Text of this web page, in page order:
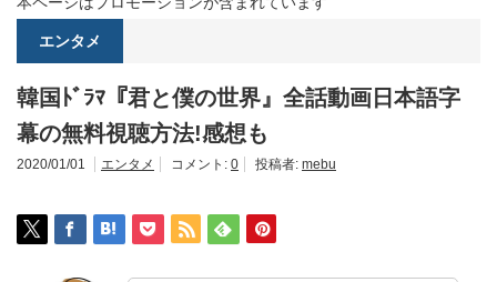
エンタメ
韓国ﾄﾞﾗﾏ『君と僕の世界』全話動画日本語字
幕の無料視聴方法!感想も
2020/01/01 エンタメ コメント: 0 投稿者: mebu